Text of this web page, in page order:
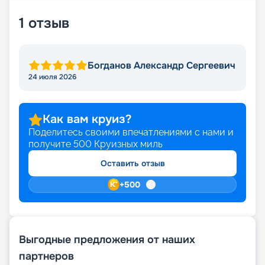
стоимость путешествия. Бронируйте круиз
1 отзыв
Богданов Александр Сергеевич
24 июля 2026
Как вам круиз?
Поделитесь своими впечатлениями с нами и
получите 500 Круизных миль
Оставить отзыв
+500
Выгодные предложения от наших
партнеров